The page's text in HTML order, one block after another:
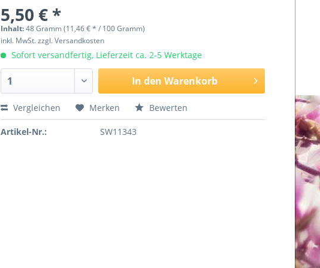
5,50 € *
Inhalt:48 Gramm (11,46 € * / 100 Gramm)
inkl. MwSt.zzgl. Versandkosten
Sofort versandfertig, Lieferzeit ca. 2-5 Werktage
In den Warenkorb
Vergleichen Merken Bewerten
Artikel-Nr.: SW11343